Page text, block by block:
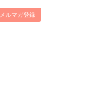
メルマガ登録